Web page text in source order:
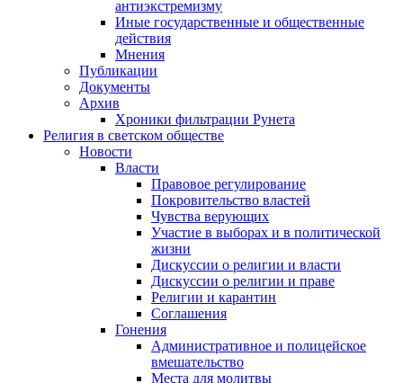
антиэкстремизму
Иные государственные и общественные
действия
Мнения
Публикации
Документы
Архив
Хроники фильтрации Рунета
Религия в светском обществе
Новости
Власти
Правовое регулирование
Покровительство властей
Чувства верующих
Участие в выборах и в политической
жизни
Дискуссии о религии и власти
Дискуссии о религии и праве
Религии и карантин
Соглашения
Гонения
Административное и полицейское
вмешательство
Места для молитвы